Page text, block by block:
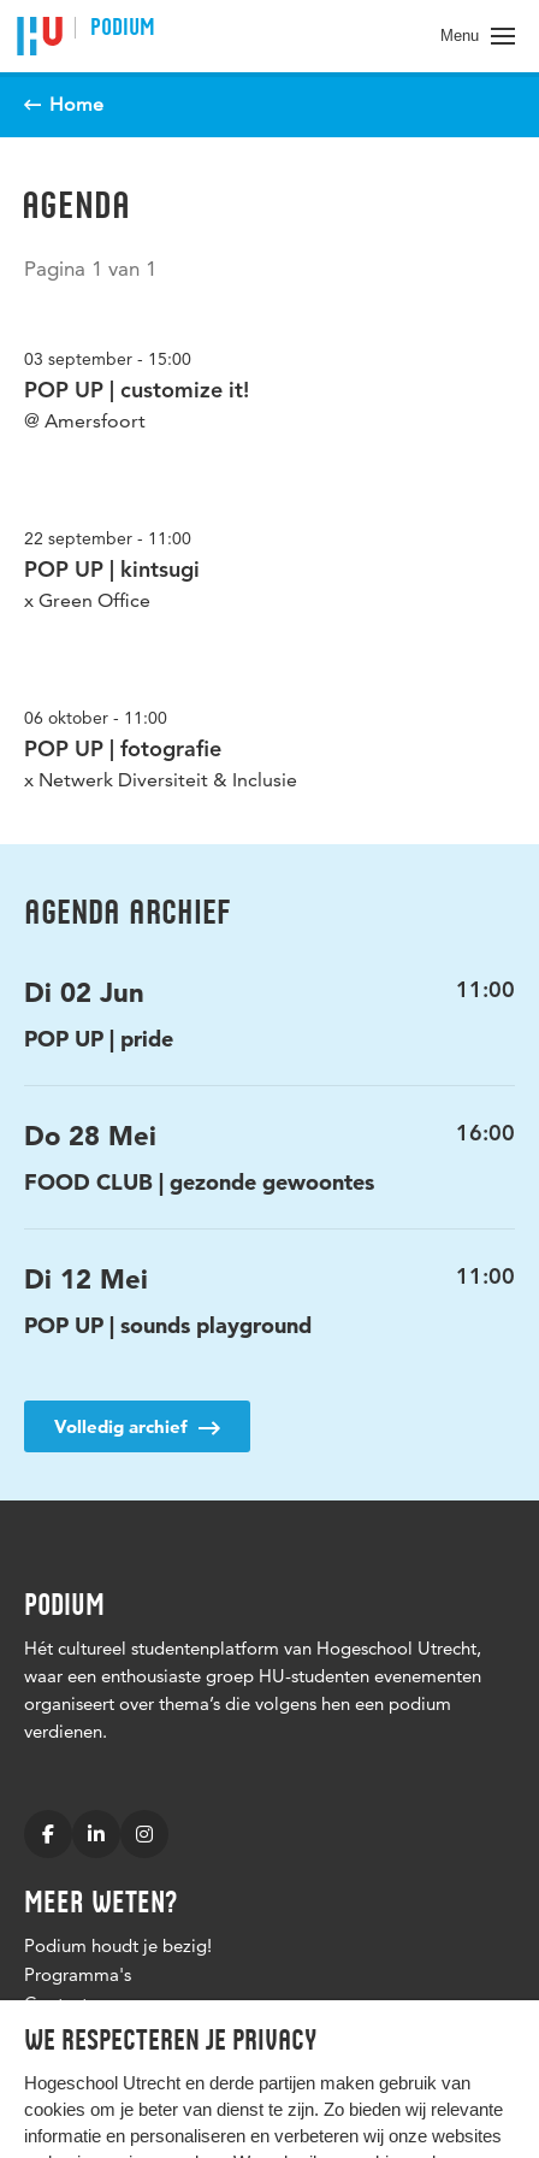
We respecteren je privacy
Hogeschool Utrecht en derde partijen maken gebruik van
cookies om je beter van dienst te zijn. Zo bieden wij relevante
informatie en personaliseren en verbeteren wij onze websites
Spring naar pagina inhoud
PODIUM Menu
Home
AGENDA
Pagina 1 van 1
03 september - 15:00
POP UP | customize it!
@ Amersfoort
22 september - 11:00
POP UP | kintsugi
x Green Office
06 oktober - 11:00
POP UP | fotografie
x Netwerk Diversiteit & Inclusie
AGENDA ARCHIEF
Di 02 Jun
POP UP | pride
11:00
Do 28 Mei
FOOD CLUB | gezonde gewoontes
16:00
Di 12 Mei
POP UP | sounds playground
11:00
Volledig archief
PODIUM
Hét cultureel studentenplatform van Hogeschool Utrecht,
waar een enthousiaste groep HU-studenten evenementen
organiseert over thema’s die volgens hen een podium
verdienen.
MEER WETEN?
Podium houdt je bezig!
Programma's
Contact